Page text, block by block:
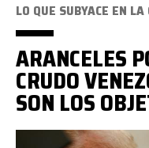
trump.jpg
LO QUE SUBYACE EN
ARANCELES
CRUDO
SON LOS